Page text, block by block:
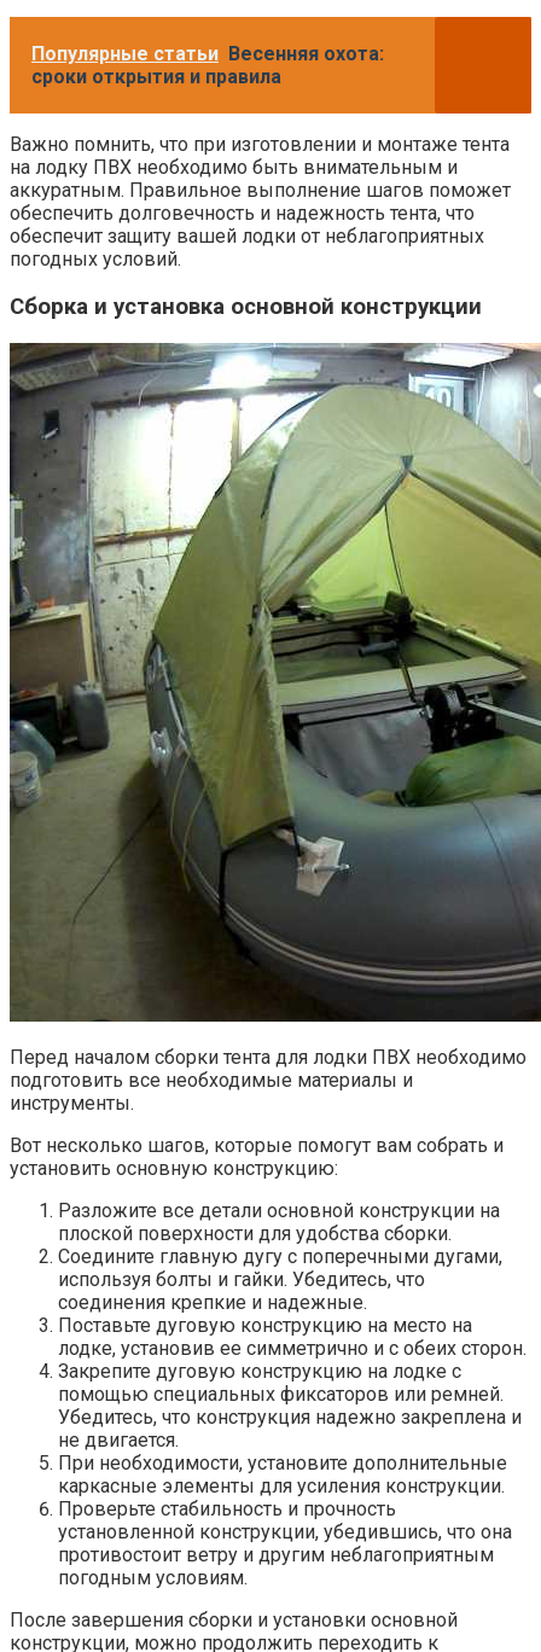
Популярные статьи Весенняя охота:
сроки открытия и правила
Важно помнить, что при изготовлении и монтаже тента
на лодку ПВХ необходимо быть внимательным и
аккуратным. Правильное выполнение шагов поможет
обеспечить долговечность и надежность тента, что
обеспечит защиту вашей лодки от неблагоприятных
погодных условий.
Сборка и установка основной конструкции
Перед началом сборки тента для лодки ПВХ необходимо
подготовить все необходимые материалы и
инструменты.
Вот несколько шагов, которые помогут вам собрать и
установить основную конструкцию:
Разложите все детали основной конструкции на
плоской поверхности для удобства сборки.
Соедините главную дугу с поперечными дугами,
используя болты и гайки. Убедитесь, что
соединения крепкие и надежные.
Поставьте дуговую конструкцию на место на
лодке, установив ее симметрично и с обеих сторон.
Закрепите дуговую конструкцию на лодке с
помощью специальных фиксаторов или ремней.
Убедитесь, что конструкция надежно закреплена и
не двигается.
При необходимости, установите дополнительные
каркасные элементы для усиления конструкции.
Проверьте стабильность и прочность
установленной конструкции, убедившись, что она
противостоит ветру и другим неблагоприятным
погодным условиям.
После завершения сборки и установки основной
конструкции, можно продолжить переходить к